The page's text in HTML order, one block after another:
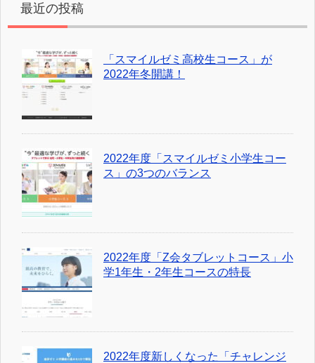
最近の投稿
「スマイルゼミ高校生コース」が
2022年冬開講！
2022年度「スマイルゼミ小学生コー
ス」の3つのバランス
2022年度「Z会タブレットコース」小
学1年生・2年生コースの特長
2022年度新しくなった「チャレンジ